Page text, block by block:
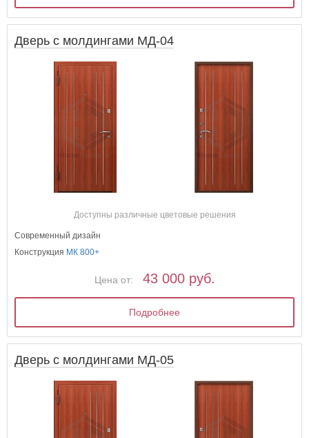
Дверь с молдингами МД-04
Доступны различные цветовые решения
Современный дизайн
Конструкция МК 800+
Цена от: 43 000 руб.
Подробнее
Дверь с молдингами МД-05